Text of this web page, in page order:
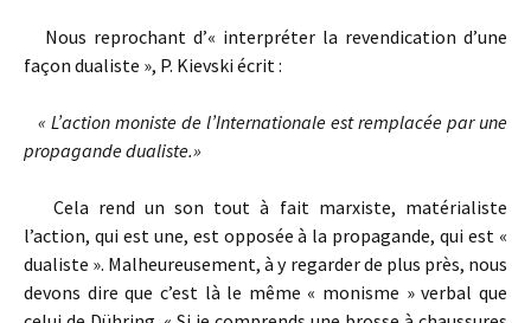
Nous reprochant d’« interpréter la revendication d’une
façon dualiste », P. Kievski écrit :
« L’action moniste de l’Internationale est remplacée par une
propagande dualiste.»
Cela rend un son tout à fait marxiste, matérialiste
l’action, qui est une, est opposée à la propagande, qui est «
dualiste ». Malheureusement, à y re­garder de plus près, nous
devons dire que c’est là le même « monisme » verbal que